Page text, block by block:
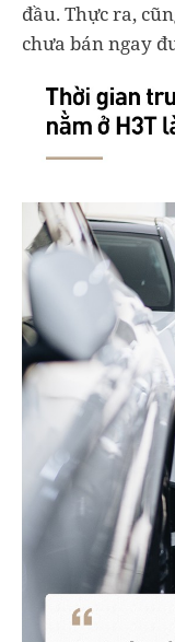
đầu. Thực ra,
chưa bán ngay